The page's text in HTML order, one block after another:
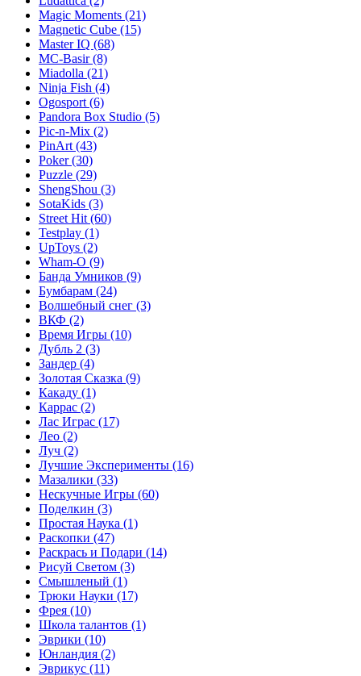
Magic Moments (21)
Magnetic Cube (15)
Master IQ (68)
MC-Basir(8)
Miadolla (21)
Ninja Fish (4)
Ogosport (6)
Pandora Box Studio (5)
Pic-n-Mix (2)
PinArt (43)
Poker(30)
Puzzle (29)
ShengShou (3)
SotaKids (3)
Street Hit (60)
Testplay (1)
UpToys (2)
Wham-O (9)
Банда Умников (9)
Бумбарам (24)
Волшебный снег (3)
ВКФ (2)
Время Игры (10)
Дубль 2 (3)
Зандер (4)
Золотая Сказка (9)
Какаду (1)
Каррас (2)
Лас Играс (17)
Лео (2)
Луч (2)
Лучшие Эксперименты (16)
Мазалики (33)
Нескучные Игры (60)
Поделкин (3)
Простая Наука (1)
Раскопки (47)
Раскрась и Подари (14)
Рисуй Светом (3)
Смышленый (1)
Трюки Науки (17)
Фрея (10)
Школа талантов (1)
Эврики (10)
Юнландия (2)
Эврикус (11)